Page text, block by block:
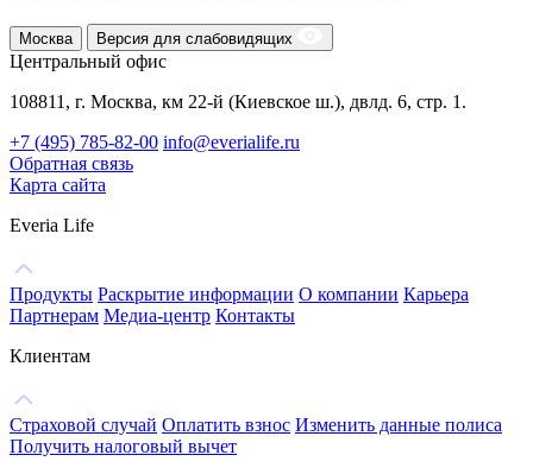
Москва Версия для слабовидящих
Центральный офис
108811, г. Москва, км 22-й (Киевское ш.), двлд. 6, стр. 1.
+7 (495) 785-82-00 info@everialife.ru
Обратная связь
Карта сайта
Everia Life
Продукты Раскрытие информации О компании Карьера
Партнерам Медиа-центр Контакты
Клиентам
Страховой случай Оплатить взнос Изменить данные полиса
Получить налоговый вычет